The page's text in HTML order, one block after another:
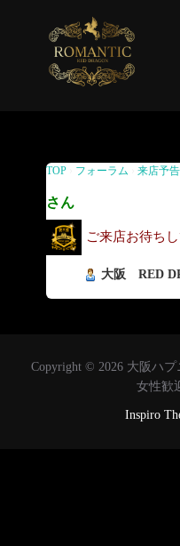
返信先: 来店予告
TOP フォーラム 来店予
さん
ご来店お待ち
大阪 RED
Copyright © 2026 大阪ハ
女性歓
Inspiro